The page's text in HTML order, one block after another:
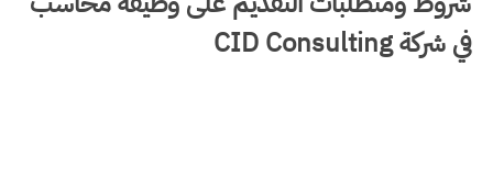
في شركة CID Consulting